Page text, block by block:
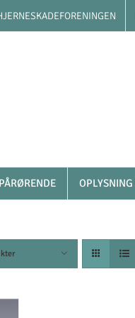
PÅRØRENDE OPLYSNING